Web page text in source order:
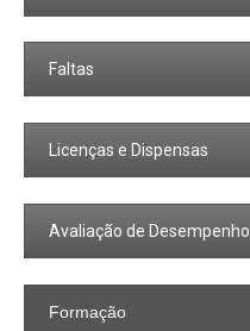
Faltas
Licenças e Dispensas
Avaliação de Desempenho
Formação